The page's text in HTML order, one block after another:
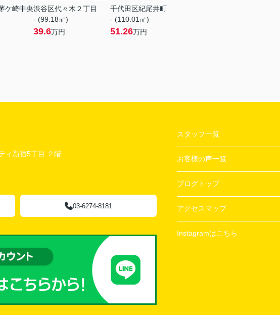
ケ崎中央渋谷区代々木２丁目
- (99.18㎡)
39.6万円
千代田区紀尾井町
- (110.01㎡)
51.26万円
ィ新宿5丁目 ２階
03-6274-8181
スタッフ一覧
お客様の声一覧
ブログトップ
アクセスマップ
Instagramはこちら